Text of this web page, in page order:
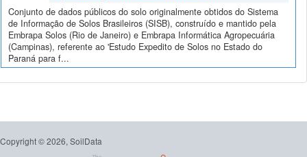
Conjunto de dados públicos do solo originalmente obtidos do Sistema
de Informação de Solos Brasileiros (SISB), construído e mantido pela
Embrapa Solos (Rio de Janeiro) e Embrapa Informática Agropecuária
(Campinas), referente ao 'Estudo Expedito de Solos no Estado do
Paraná para f...
Copyright © 2026, SoilData